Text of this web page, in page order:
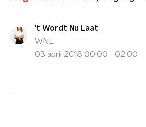
't Wordt Nu Laat
WNL
03 april 2018 00:00 - 02:00